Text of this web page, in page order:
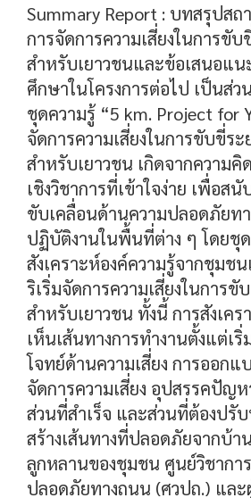
Summary Report : บทสรุปส
การจัดการความเสี่ยงในการขั
สำหรับเยาวชนและข้อเสนอแน
ศึกษาในโครงการต่อไป เป็นส่
ชุดความรู้ “5 km. Project for
จัดการความเสี่ยงในการขับขี่ร
สำหรับเยาวชน เกิดจากความคิ
เชิงวิชาการที่เข้าใจง่าย เพื่อส
ขับเคลื่อนด้านความปลอดภัยท
ปฏิบัติงานในพื้นที่ต่าง ๆ โดยชุ
สังเคราะห์องค์ความรู้จากชุมช
ริเริ่มจัดการความเสี่ยงในการขั
สำหรับเยาวชน ทั้งนี้ การสังเค
เห็นเส้นทางการทำงานตั้งแต่เ
โจทย์ด้านความเสี่ยง การออกแ
จัดการความเสี่ยง อุปสรรคปัญ
ส่วนที่สำเร็จ และส่วนที่ต้องปรั
สร้างเส้นทางที่ปลอดภัยจากบ้า
ลูกหลานของชุมชน ศูนย์วิชากา
ปลอดภัยทางถนน (ศวปถ.) แล